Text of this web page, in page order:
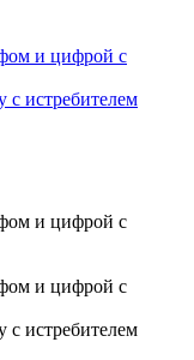
с истребителем
с истребителем